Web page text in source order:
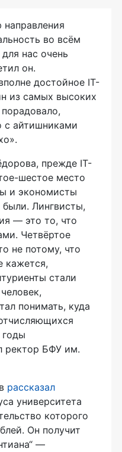
во всём
нас очень
он.
достойное IT-
из самых высоких
с айтишниками
прежде IT-
шестое место
и экономисты
Лингвисты,
— это то, что
Четвёртое
не потому, что
кажется,
стали
понимать, куда
ректор БФУ им.
рассказал
университета
которого
Он получит
—